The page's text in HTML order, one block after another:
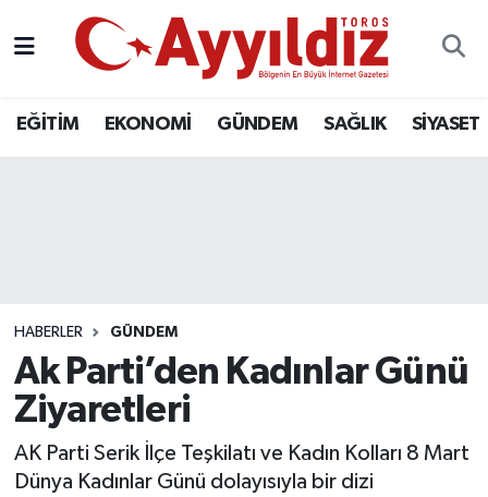
EĞİTİM EKONOMİ GÜNDEM SAĞLIK SİYASET
HABERLER GÜNDEM
Ak Parti’den Kadınlar Günü
Ziyaretleri
AK Parti Serik İlçe Teşkilatı ve Kadın Kolları 8 Mart
Dünya Kadınlar Günü dolayısıyla bir dizi